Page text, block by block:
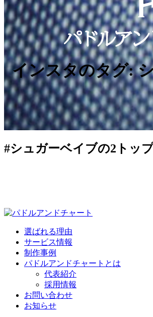
インスタのタグ:
#シュガーベイブの2トッ
選ばれる理由
サービス情報
制作事例
パドルアンドチャートとは
代表紹介
採用情報
お問い合わせ
お知らせ